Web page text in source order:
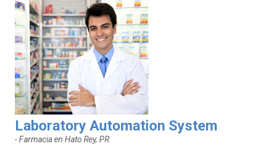
Laboratory Automation System
- Farmacia en Hato Rey, PR